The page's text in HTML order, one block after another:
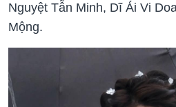
Nguyệt Tẫn Minh, Dĩ Ái Vi
Mộng.